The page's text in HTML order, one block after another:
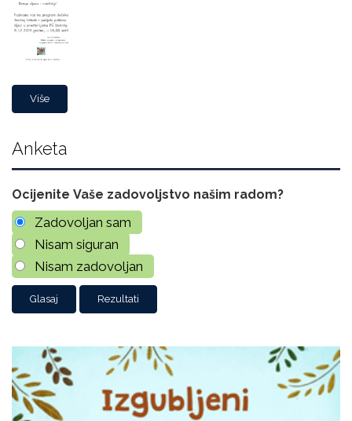
Više
Anketa
Ocijenite Vaše zadovoljstvo našim radom?
Zadovoljan sam
Nisam siguran
Nisam zadovoljan
Rezultati